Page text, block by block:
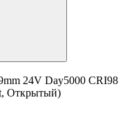
24V Day5000 CRI98
Открытый)